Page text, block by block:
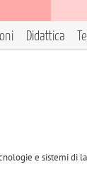
Didattica
e sistemi di